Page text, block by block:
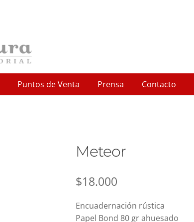
Puntos de Venta Prensa Contacto
Meteor
$18.000
Encuadernación rústica
Papel Bond 80 gr ahuesado